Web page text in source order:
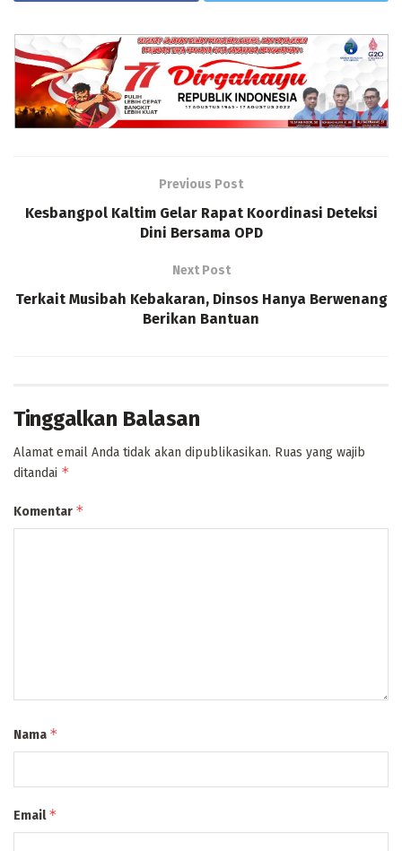
Previous Post
Kesbangpol Kaltim Gelar Rapat Koordinasi Deteksi
Dini Bersama OPD
Next Post
Terkait Musibah Kebakaran, Dinsos Hanya Berwenang
Berikan Bantuan
Tinggalkan Balasan
Alamat email Anda tidak akan dipublikasikan. Ruas yang wajib
ditandai *
Komentar *
Nama *
Email*